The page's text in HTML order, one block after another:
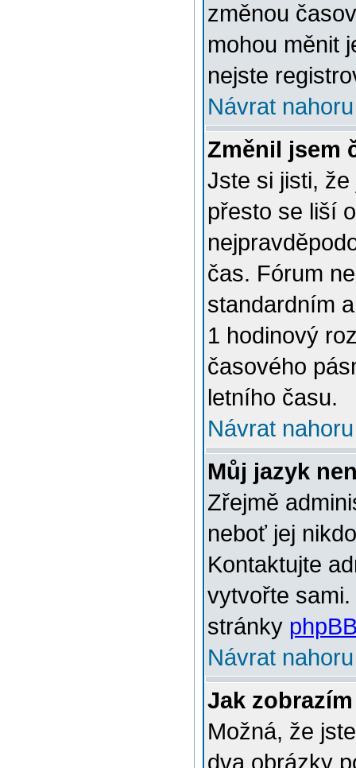
změnou
mohou měnit
nejste
Návrat nahoru
Změnil jsem
Jste si jisti,
přesto se liší
čas. Fórum
standardním
1 hodinový
časového
letního času.
Návrat nahoru
Můj jazyk
Zřejmě
neboť jej
Kontaktujte
vytvořte
stránky
Návrat nahoru
Jak
Možná, že
dva obrázky